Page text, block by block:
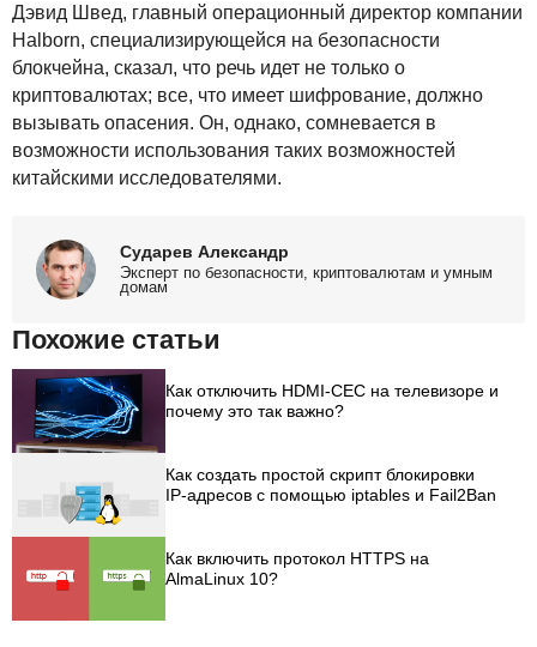
Дэвид Швед, главный операционный директор компании
Halborn, специализирующейся на безопасности
блокчейна, сказал, что речь идет не только о
криптовалютах; все, что имеет шифрование, должно
вызывать опасения. Он, однако, сомневается в
возможности использования таких возможностей
китайскими исследователями.
Сударев Александр
Эксперт по безопасности, криптовалютам и умным
домам
Похожие статьи
Как отключить HDMI-CEC на телевизоре и
почему это так важно?
Как создать простой скрипт блокировки
IP-адресов с помощью iptables и Fail2Ban
Как включить протокол HTTPS на
AlmaLinux 10?